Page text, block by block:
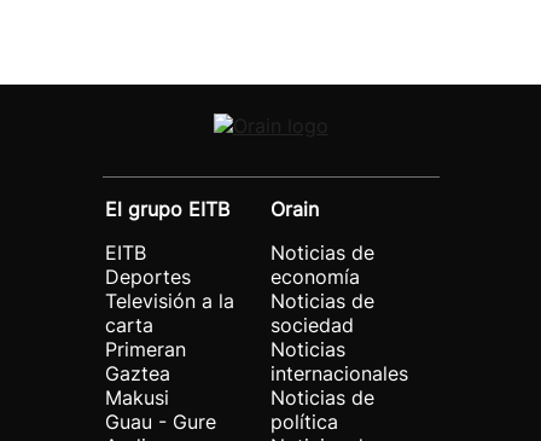
El grupo EITB
EITB
Deportes
Televisión a la
carta
Primeran
Gaztea
Makusi
Guau - Gure
Orain
Noticias de
economía
Noticias de
sociedad
Noticias
internacionales
Noticias de
política